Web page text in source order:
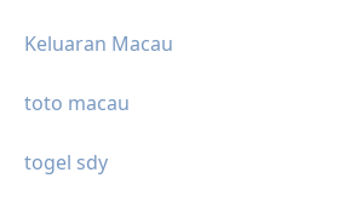
Keluaran Macau
toto macau
togel sdy